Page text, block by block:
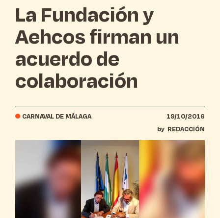
La Fundación y
Aehcos firman un
acuerdo de
colaboración
CARNAVAL DE MÁLAGA
19/10/2016
by REDACCIÓN